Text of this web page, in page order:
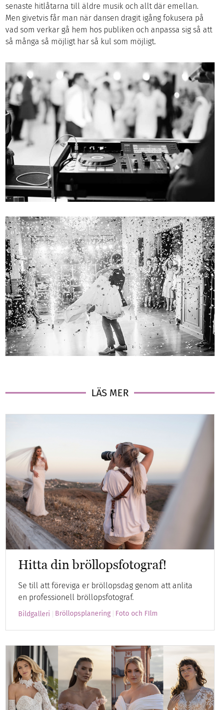
senaste hitlåtarna till äldre musik och allt där emellan.
Men givetvis får man när dansen dragit igång fokusera på
vad som verkar gå hem hos publiken och anpassa sig så att
så många så möjligt har så kul som möjligt.
LÄS MER
Hitta din bröllopsfotograf!
Se till att föreviga er bröllopsdag genom att anlita
en professionell bröllopsfotograf.
Bildgalleri Bröllopsplanering Foto och FIlm